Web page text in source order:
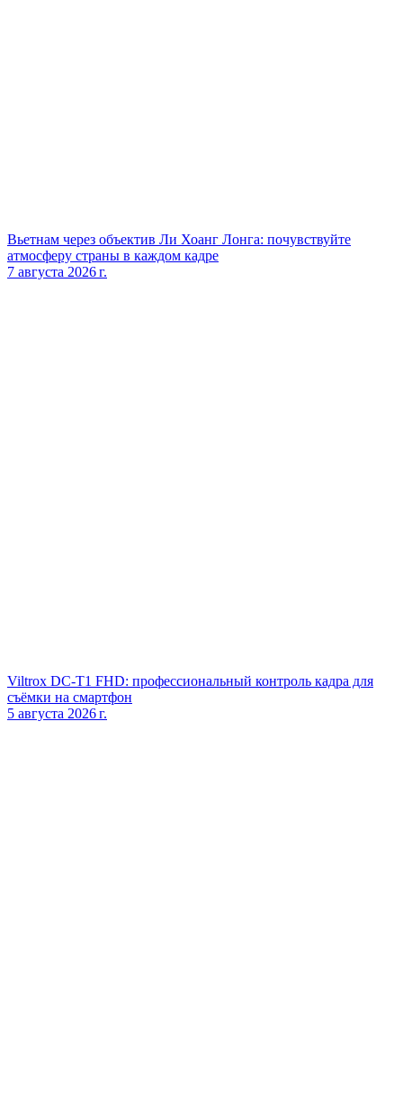
Вьетнам через объектив Ли Хоанг Лонга: почувствуйте
атмосферу страны в каждом кадре
7 августа 2026 г.
Viltrox DC‑T1 FHD: профессиональный контроль кадра для
съёмки на смартфон
5 августа 2026 г.